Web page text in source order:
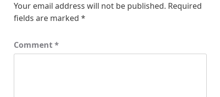
Your email address will not be published. Required
fields are marked *
Comment*